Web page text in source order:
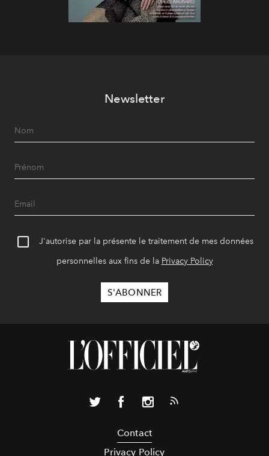
Newsletter
J'autorise par la présente le traitement de mes données
personnelles aux fins de la Privacy Policy
Contact
Privacy Policy